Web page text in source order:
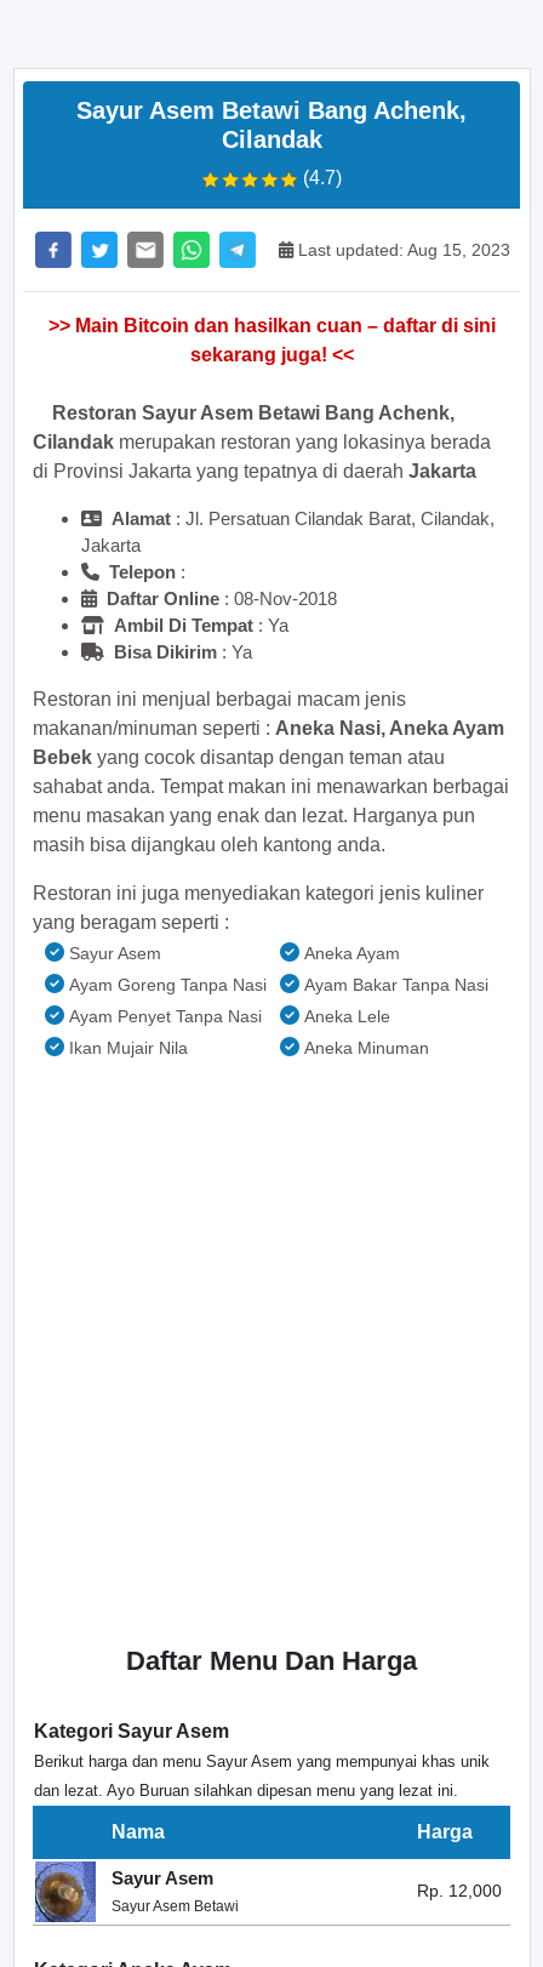
Sayur Asem Betawi Bang Achenk,
Cilandak
(4.7)
Last updated: Aug 15, 2023
Restoran Sayur Asem Betawi Bang Achenk,
Cilandak merupakan restoran yang lokasinya berada
di Provinsi Jakarta yang tepatnya di daerah Jakarta
Alamat : Jl. Persatuan Cilandak Barat, Cilandak,
Jakarta
Telepon :
Daftar Online : 08-Nov-2018
Ambil Di Tempat : Ya
Bisa Dikirim : Ya
Restoran ini menjual berbagai macam jenis
makanan/minuman seperti : Aneka Nasi, Aneka Ayam
Bebek yang cocok disantap dengan teman atau
sahabat anda. Tempat makan ini menawarkan berbagai
menu masakan yang enak dan lezat. Harganya pun
masih bisa dijangkau oleh kantong anda.
Restoran ini juga menyediakan kategori jenis kuliner
yang beragam seperti :
Sayur Asem
Aneka Ayam
Ayam Goreng Tanpa Nasi
Ayam Bakar Tanpa Nasi
Ayam Penyet Tanpa Nasi
Aneka Lele
Ikan Mujair Nila
Aneka Minuman
Daftar Menu Dan Harga
Kategori Sayur Asem
Berikut harga dan menu Sayur Asem yang mempunyai khas unik
dan lezat. Ayo Buruan silahkan dipesan menu yang lezat ini.
Nama Harga
Sayur Asem
Sayur Asem Betawi
Rp. 12,000